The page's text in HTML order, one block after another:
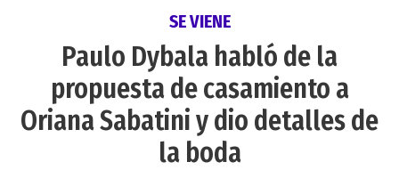
SE VIENE
Paulo Dybala habló de la
propuesta de casamiento a
Oriana Sabatini y dio detalles de
la boda